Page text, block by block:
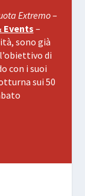
Extremo–
Events–
sono già
di
con i suoi
sui 50